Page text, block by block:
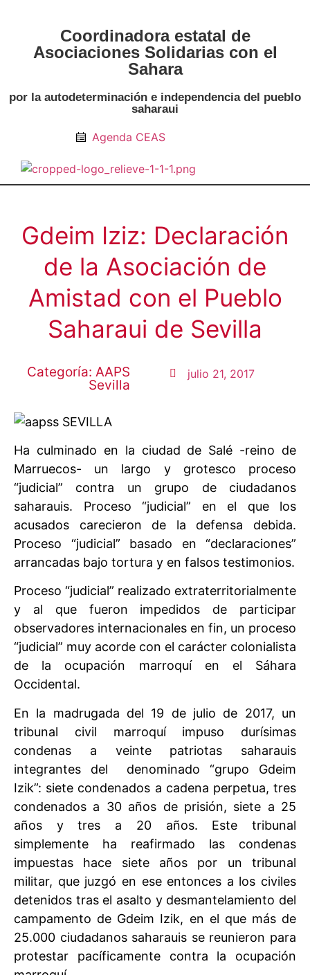
Coordinadora estatal de
Asociaciones Solidarias con el
Sahara
por la autodeterminación e independencia del pueblo
saharaui
Agenda CEAS
Gdeim Iziz: Declaración
de la Asociación de
Amistad con el Pueblo
Saharaui de Sevilla
Categoría:AAPS
Sevilla
julio 21, 2017
Ha culminado en la ciudad de Salé -reino de
Marruecos- un largo y grotesco proceso
“judicial” contra un grupo de ciudadanos
saharauis. Proceso “judicial” en el que los
acusados carecieron de la defensa debida.
Proceso “judicial” basado en “declaraciones”
arrancadas bajo tortura y en falsos testimonios.
Proceso “judicial” realizado extraterritorialmente
y al que fueron impedidos de participar
observadores internacionales en fin, un proceso
“judicial” muy acorde con el carácter colonialista
de la ocupación marroquí en el Sáhara
Occidental.
En la madrugada del 19 de julio de 2017, un
tribunal civil marroquí impuso durísimas
condenas a veinte patriotas saharauis
integrantes del denominado “grupo Gdeim
Izik”: siete condenados a cadena perpetua, tres
condenados a 30 años de prisión, siete a 25
años y tres a 20 años. Este tribunal
simplemente ha reafirmado las condenas
impuestas hace siete años por un tribunal
militar, que juzgó en ese entonces a los civiles
detenidos tras el asalto y desmantelamiento del
campamento de Gdeim Izik, en el que más de
25.000 ciudadanos saharauis se reunieron para
protestar pacíficamente contra la ocupación